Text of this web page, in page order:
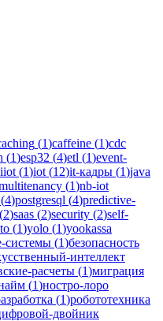
(1)caffeine (1)cdc
(1)esp32 (4)etl (1)event-
iiot (1)iot (12)it-кадры (1)java
(1)nb-iot
(4)postgresql (4)predictive-
(2)saas (2)security (2)self-
(1)yolo (1)yookassa
системы (1)безопасность
интеллект
расчеты (1)миграция
(1)ностро-лоро
(1)робототехника
двойник